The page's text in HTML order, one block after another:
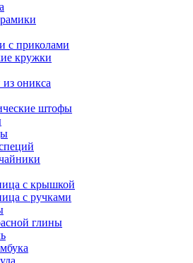
с приколами
кружки
оникса
штофы
с крышкой
с ручками
глины